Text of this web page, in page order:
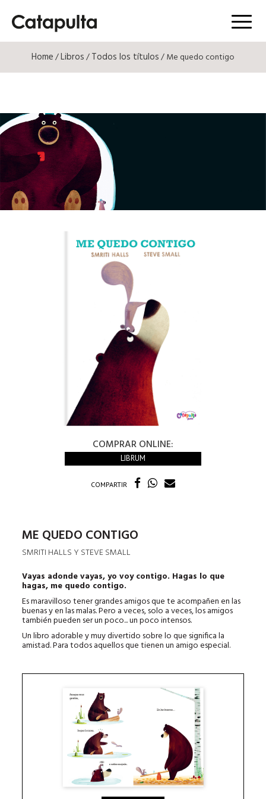
Menú
Home/Libros/Todos los títulos/ Me quedo contigo
COMPRAR ONLINE:
LIBRUM
COMPARTIR
ME QUEDO CONTIGO
SMRITI HALLS Y STEVE SMALL
Vayas adonde vayas, yo voy contigo. Hagas lo que
hagas, me quedo contigo.
Es maravilloso tener grandes amigos que te acompañen en las
buenas y en las malas. Pero a veces, solo a veces, los amigos
también pueden ser un poco... un poco intensos.
Un libro adorable y muy divertido sobre lo que significa la
amistad. Para todos aquellos que tienen un amigo especial.